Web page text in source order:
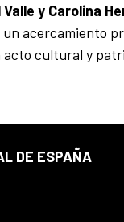
Valle y Carolina
acercamiento
acto cultural y
DE ESPAÑA